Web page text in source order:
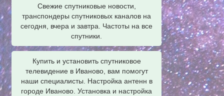
Свежие спутниковые новости,
транспондеры спутниковых каналов на
сегодня, вчера и завтра. Частоты на все
спутники.
Купить и установить спутниковое
телевидение в Иваново, вам помогут
наши специалисты. Настройка антенн в
городе Иваново. Установка и настройка